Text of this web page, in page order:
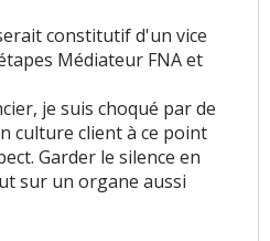
constitutif d'un vice
Médiateur FNA et
je suis choqué par de
culture client à ce point
Garder le silence en
sur un organe aussi